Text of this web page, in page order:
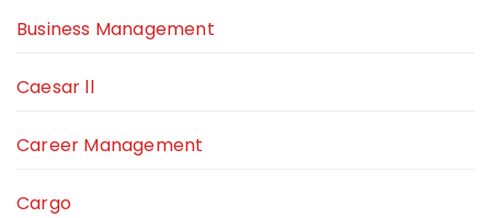
Business Management
Caesar ll
Career Management
Cargo